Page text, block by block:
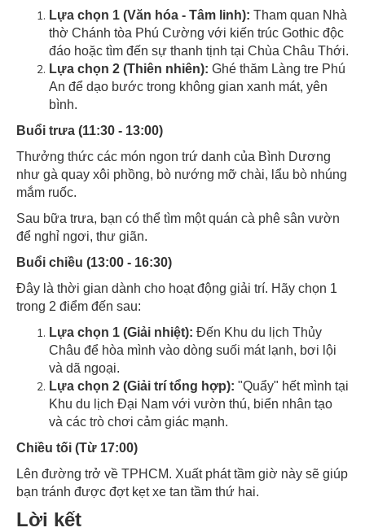
Lựa chọn 1 (Văn hóa - Tâm linh): Tham quan Nhà
thờ Chánh tòa Phú Cường với kiến trúc Gothic độc
đáo hoặc tìm đến sự thanh tịnh tại Chùa Châu Thới.
Lựa chọn 2 (Thiên nhiên): Ghé thăm Làng tre Phú
An để dạo bước trong không gian xanh mát, yên
bình.
Buổi trưa (11:30 - 13:00)
Thưởng thức các món ngon trứ danh của Bình Dương
như gà quay xôi phồng, bò nướng mỡ chài, lẩu bò nhúng
mắm ruốc.
Sau bữa trưa, bạn có thể tìm một quán cà phê sân vườn
để nghỉ ngơi, thư giãn.
Buổi chiều (13:00 - 16:30)
Đây là thời gian dành cho hoạt động giải trí. Hãy chọn 1
trong 2 điểm đến sau:
Lựa chọn 1 (Giải nhiệt): Đến Khu du lịch Thủy
Châu để hòa mình vào dòng suối mát lạnh, bơi lội
và dã ngoại.
Lựa chọn 2 (Giải trí tổng hợp): "Quẩy" hết mình tại
Khu du lịch Đại Nam với vườn thú, biển nhân tạo
và các trò chơi cảm giác mạnh.
Chiều tối (Từ 17:00)
Lên đường trở về TPHCM. Xuất phát tầm giờ này sẽ giúp
bạn tránh được đợt kẹt xe tan tầm thứ hai.
Lời kết